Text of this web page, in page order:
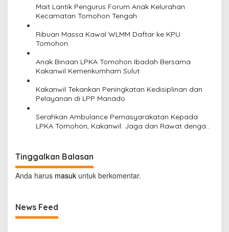
Mait Lantik Pengurus Forum Anak Kelurahan
Kecamatan Tomohon Tengah
Ribuan Massa Kawal WLMM Daftar ke KPU
Tomohon
Anak Binaan LPKA Tomohon Ibadah Bersama
Kakanwil Kemenkumham Sulut
Kakanwil Tekankan Peningkatan Kedisiplinan dan
Pelayanan di LPP Manado
Serahkan Ambulance Pemasyarakatan Kepada
LPKA Tomohon, Kakanwil: Jaga dan Rawat dengan
Tinggalkan Balasan
Anda harus masuk untuk berkomentar.
News Feed